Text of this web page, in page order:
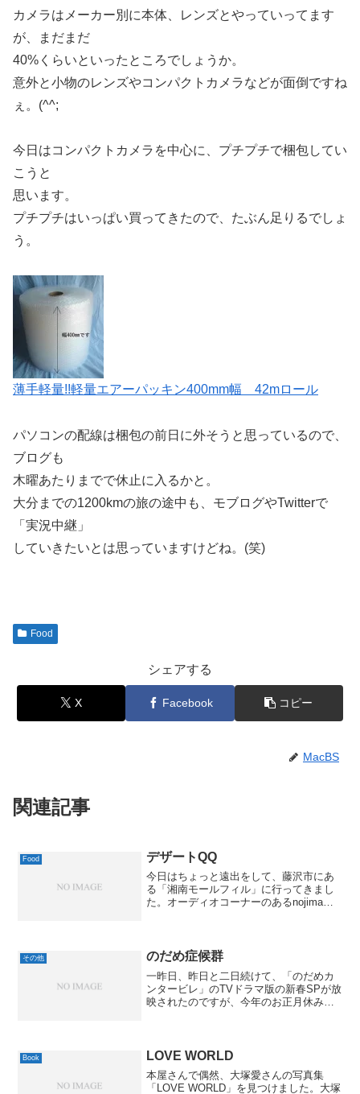
カメラはメーカー別に本体、レンズとやっていってます
が、まだまだ
40%くらいといったところでしょうか。
意外と小物のレンズやコンパクトカメラなどが面倒ですね
ぇ。(^^;
今日はコンパクトカメラを中心に、プチプチで梱包してい
こうと
思います。
プチプチはいっぱい買ってきたので、たぶん足りるでしょ
う。
薄手軽量!!軽量エアーパッキン400mm幅 42mロール
パソコンの配線は梱包の前日に外そうと思っているので、
ブログも
木曜あたりまでで休止に入るかと。
大分までの1200kmの旅の途中も、モブログやTwitterで
「実況中継」
していきたいとは思っていますけどね。(笑)
Food
シェアする
X Facebook コピー
MacBS
関連記事
Food デザートQQ
今日はちょっと遠出をして、藤沢市にあ
る「湘南モールフィル」に行ってきまし
た。オーディオコーナーのあるnojimaが
ートQQ」というお...
その他 のだめ症候群
一昨日、昨日と二日続けて、「のだめカ
ンタービレ」のTVドラマ版の新春SPが放
映されたのですが、今年のお正月休みは
ュー...
Book LOVE WORLD
本屋さんで偶然、大塚愛さんの写真集
「LOVE WORLD」を見つけました。大塚